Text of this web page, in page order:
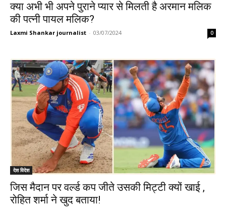
क्या अभी भी अपने पुराने प्यार से मिलती है अरमान मलिक
की पत्नी पायल मलिक?
Laxmi Shankar journalist - 03/07/2024 0
देश विदेश
जिस मैदान पर वर्ल्ड कप जीते उसकी मिट्टी क्यों खाई ,
रोहित शर्मा ने खुद बताया!